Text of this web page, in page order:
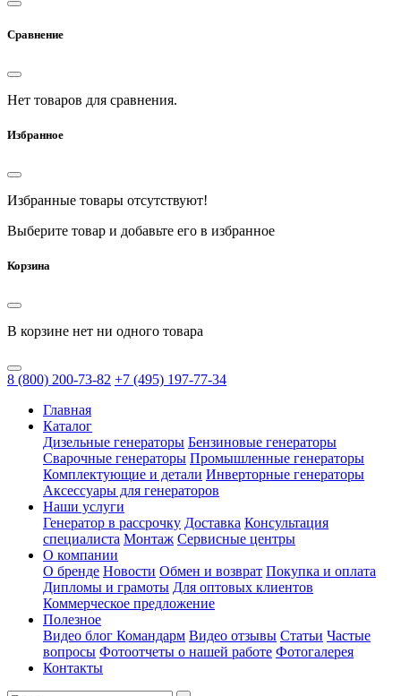
Сравнение
Нет товаров для сравнения.
Избранное
Избранные товары отсутствуют!
Выберите товар и добавьте его в избранное
Корзина
В корзине нет ни одного товара
8 (800) 200-73-82 +7 (495) 197-77-34
Главная
Каталог
Дизельные генераторы Бензиновые генераторы
Сварочные генераторы Промышленные генераторы
Комплектующие и детали Инверторные генераторы
Аксессуары для генераторов
Наши услуги
Генератор в рассрочку Доставка Консультация
специалиста Монтаж Сервисные центры
О компании
О бренде Новости Обмен и возврат Покупка и оплата
Дипломы и грамоты Для оптовых клиентов
Коммерческое предложение
Полезное
Видео блог Командарм Видео отзывы Статьи Частые
вопросы Фотоотчеты о нашей работе Фотогалерея
Контакты